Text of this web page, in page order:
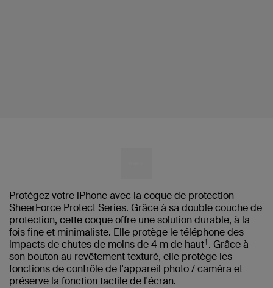
Protégez votre iPhone avec la coque de protection
SheerForce Protect Series. Grâce à sa double couche de
protection, cette coque offre une solution durable, à la
fois fine et minimaliste. Elle protège le téléphone des
impacts de chutes de moins de 4 m de haut†. Grâce à
son bouton au revêtement texturé, elle protège les
fonctions de contrôle de l'appareil photo / caméra et
préserve la fonction tactile de l'écran.